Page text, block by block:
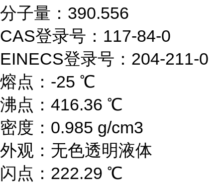
分子量：390.556
CAS登录号：117-84-0
EINECS登录号：204-211-0
熔点：-25 ℃
沸点：416.36 ℃
密度：0.985 g/cm3
外观：无色透明液体
闪点：222.29 ℃